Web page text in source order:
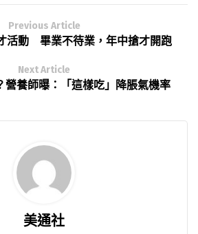
Previous Article
活動 畢業不待業，年中搶才開跑
Next Article
營養師曝：「這樣吃」降脹氣機率
美通社